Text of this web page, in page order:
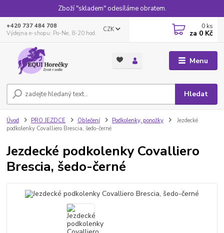
Zboží "skladem" odesíláme obratem.
Menu
CZK
Hledat
+420 737 484 708
Výdejna e-shopu: Po-Ne, 8-20 hod.
0 ks
za 0 Kč
Úvod PRO JEZDCE Oblečení Podkolenky, ponožky
Jezdecké
podkolenky Covalliero Brescia, šedo-černé
Jezdecké podkolenky Covalliero
Brescia, šedo-černé